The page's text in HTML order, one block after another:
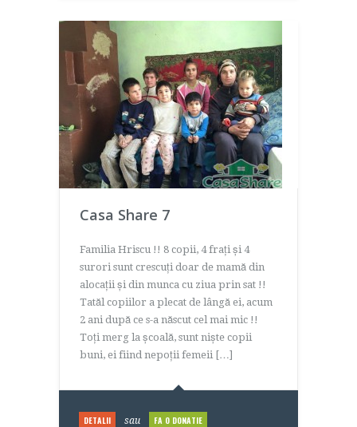
Casa Share 7
Familia Hriscu !! 8 copii, 4 frați și 4
surori sunt crescuți doar de mamă din
alocații și din munca cu ziua prin sat !!
Tatăl copiilor a plecat de lângă ei, acum
2 ani după ce s-a născut cel mai mic !!
Toți merg la școală, sunt niște copii
buni, ei fiind nepoții femeii […]
DETALII sau FA O DONATIE